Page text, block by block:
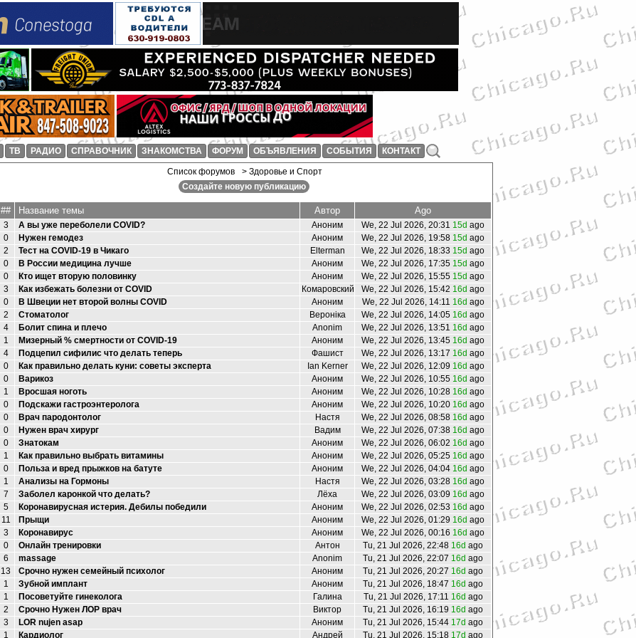
ТВ РАДИО СПРАВОЧНИК ЗНАКОМСТВА ФОРУМ ОБЪЯВЛЕНИЯ СОБЫТИЯ КОНТАКТ
Список форумов
> Здоровье и Спорт
Создайте новую публикацию
## Название темы Автор Ago
3 А вы уже переболели COVID? Аноним We, 22 Jul 2026, 20:31 15d ago
0
Нужен гемодез Аноним We, 22 Jul 2026, 19:58 15d ago
2
Тест на COVID-19 в Чикаго Elterman We, 22 Jul 2026, 18:33 15d ago
0
В России медицина лучше Аноним We, 22 Jul 2026, 17:35 15d ago
0
Кто ищет вторую половинку Аноним We, 22 Jul 2026, 15:55 15d ago
3
Как избежать болезни от COVID Комаровский We, 22 Jul 2026, 15:42 16d ago
0
В Швеции нет второй волны COVID Аноним We, 22 Jul 2026, 14:11 16d ago
2
Стоматолог Вероніка We, 22 Jul 2026, 14:05 16d ago
4
Болит спина и плечо Anonim We, 22 Jul 2026, 13:51 16d ago
1
Мизерный % смертности от COVID-19 Аноним We, 22 Jul 2026, 13:45 16d ago
4
Подцепил сифилис что делать теперь Фашист We, 22 Jul 2026, 13:17 16d ago
0
Как правильно делать куни: советы эксперта Ian Kerner We, 22 Jul 2026, 12:09 16d ago
0
Варикоз Аноним We, 22 Jul 2026, 10:55 16d ago
1
Вросшая ноготь Аноним We, 22 Jul 2026, 10:28 16d ago
0
Подскажи гастроэнтеролога Аноним We, 22 Jul 2026, 10:20 16d ago
0
Врач пародонтолог Настя We, 22 Jul 2026, 08:58 16d ago
0
Нужен врач хирург Вадим We, 22 Jul 2026, 07:38 16d ago
0
Знатокам Аноним We, 22 Jul 2026, 06:02 16d ago
1
Как правильно выбрать витамины Аноним We, 22 Jul 2026, 05:25 16d ago
0
Польза и вред прыжков на батуте Аноним We, 22 Jul 2026, 04:04 16d ago
1
Анализы на Гормоны Настя We, 22 Jul 2026, 03:28 16d ago
7
Заболел каронкой что делать? Лёха We, 22 Jul 2026, 03:09 16d ago
5
Коронавирусная истерия. Дебилы победили Аноним We, 22 Jul 2026, 02:53 16d ago
11
Прыщи Аноним We, 22 Jul 2026, 01:29 16d ago
3
Коронавирус Аноним We, 22 Jul 2026, 00:16 16d ago
0
Онлайн тренировки Антон Tu, 21 Jul 2026, 22:48 16d ago
6
massage Anonim Tu, 21 Jul 2026, 22:07 16d ago
13
Срочно нужен семейный психолог Аноним Tu, 21 Jul 2026, 20:27 16d ago
1
Зубной имплант Аноним Tu, 21 Jul 2026, 18:47 16d ago
1
Посоветуйте гинеколога Галина Tu, 21 Jul 2026, 17:11 16d ago
2
Срочно Нужен ЛОР врач Виктор Tu, 21 Jul 2026, 16:19 16d ago
3
LOR nujen asap Аноним Tu, 21 Jul 2026, 15:44 17d ago
1
Кардиолог Андрей Tu, 21 Jul 2026, 15:18 17d ago